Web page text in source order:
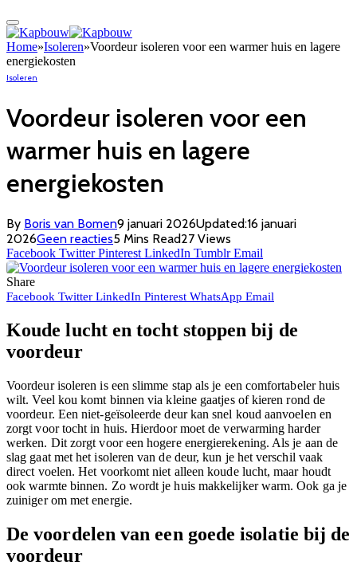
Home»Isoleren»Voordeur isoleren voor een warmer huis en lagere
energiekosten
Isoleren
Voordeur isoleren voor een
warmer huis en lagere
energiekosten
By Boris van Bomen9 januari 2026Updated:16 januari
2026Geen reacties5 Mins Read27 Views
Facebook Twitter Pinterest LinkedIn Tumblr Email
Share
Facebook Twitter LinkedIn Pinterest WhatsApp Email
Koude lucht en tocht stoppen bij de
voordeur
Voordeur isoleren is een slimme stap als je een comfortabeler huis
wilt. Veel kou komt binnen via kleine gaatjes of kieren rond de
voordeur. Een niet-geïsoleerde deur kan snel koud aanvoelen en
zorgt voor tocht in huis. Hierdoor moet de verwarming harder
werken. Dit zorgt voor een hogere energierekening. Als je aan de
slag gaat met het isoleren van de deur, kun je het verschil vaak
direct voelen. Het voorkomt niet alleen koude lucht, maar houdt
ook warmte binnen. Zo wordt je huis makkelijker warm. Ook ga je
zuiniger om met energie.
De voordelen van een goede isolatie bij de
voordeur